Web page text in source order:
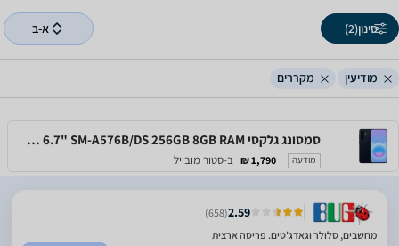
סינון(2) א-ב
מודיעין מקררים
סמסונג גלקסי Samsung Galaxy A57 5G 6.7" SM-A576B/DS 256GB 8GB RAM
מודעה 1,790 ₪ ב-סטור מובייל
2.59
(658)
מחשבים, סלולר וגאדג'טים. פריסה ארצית